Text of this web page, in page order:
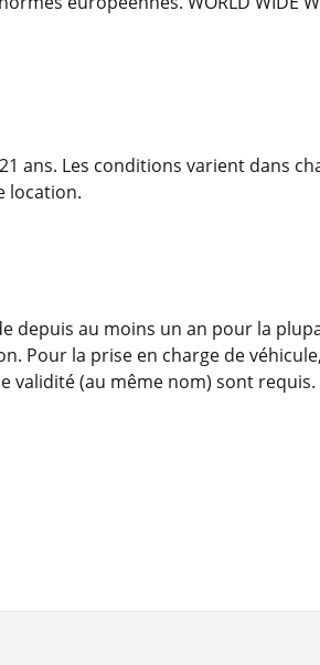
Les conditions varient dans
location.
au moins un an pour la
Pour la prise en charge de
validité (au même nom) sont requis.